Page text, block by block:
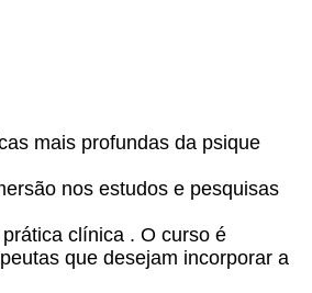
mais profundas da psique
nos estudos e pesquisas
clínica . O curso é
que desejam incorporar a